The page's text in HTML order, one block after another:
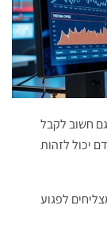
חשוב לקבל
יכול לזהות
לפגוע